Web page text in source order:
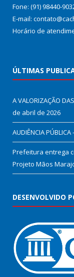
Fone: (91) 98440-
E-mail:
Horário de
ÚLTIMAS
A VALORIZAÇÃO
de abril de 2026
AUDIÊNCIA PÚBLICA
Prefeitura entrega
Projeto Mãos
DESENVOLVIDO